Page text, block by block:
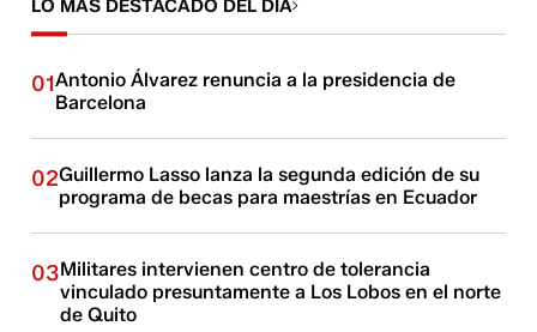
LO MÁS DESTACADO DEL DÍA
01Antonio Álvarez renuncia a la presidencia de
Barcelona
02Guillermo Lasso lanza la segunda edición de su
programa de becas para maestrías en Ecuador
03Militares intervienen centro de tolerancia
vinculado presuntamente a Los Lobos en el norte
de Quito